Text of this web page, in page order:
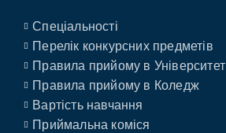
Спеціальності
Перелік конкурсних предметів
Правила прийому в Університет
Правила прийому в Коледж
Вартість навчання
Приймальна коміся